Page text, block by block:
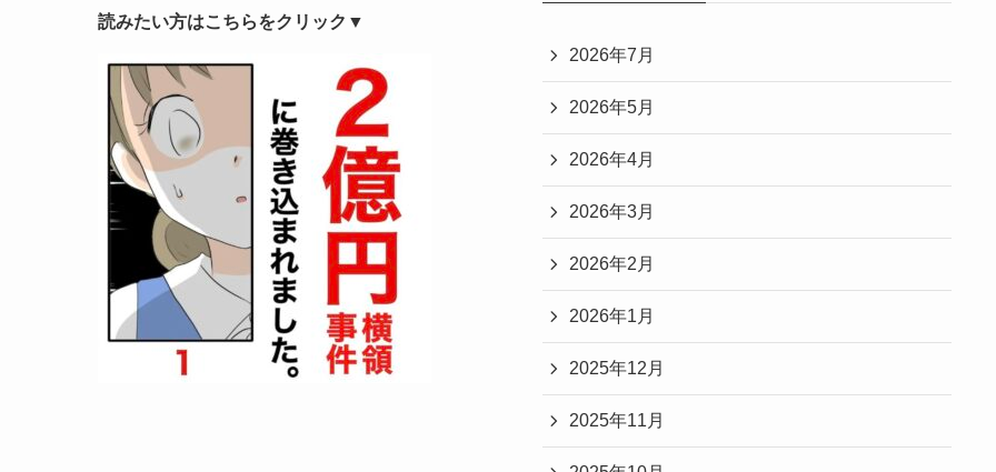
読みたい方はこちらをクリック▼
2026年7月
2026年5月
2026年4月
2026年3月
2026年2月
2026年1月
2025年12月
2025年11月